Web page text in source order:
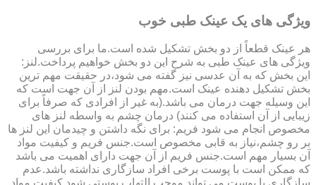
ویژگی های یک عینک طبی خوب
هر عینک قطعاً از دو بخش تشکیل شده است.ما برای بررسی
ویژگی های عینک طبی به شرح این دو بخش خواهیم پرداخت.لنز:
این بخش که به آن عدسی نیز گفته می شود،در حقیقت مهم ترین
بخش تشکیل دهنده عینک است.مهم بودن لنز از آن جهت است که
این وسیله جهت درمان می باشد.(به غیر از افرادی که صرفاً برای
زیبایی از آن استفاده می کنند) درمان چشم به واسطه لنز های
مخصوص انجام می شود فریم: برای نگه داشتن و چیدمان این لنز ها
بر رو چشم،نیاز به قابی مخصوص است.جنس فریم و کیفیت مواد
آن بسیار مهم است.جنس فریم از آن جهت دارای اهمیت می باشد
که ممکن است با پوست برخی افراد سازگاری نداشته باشد.عدم